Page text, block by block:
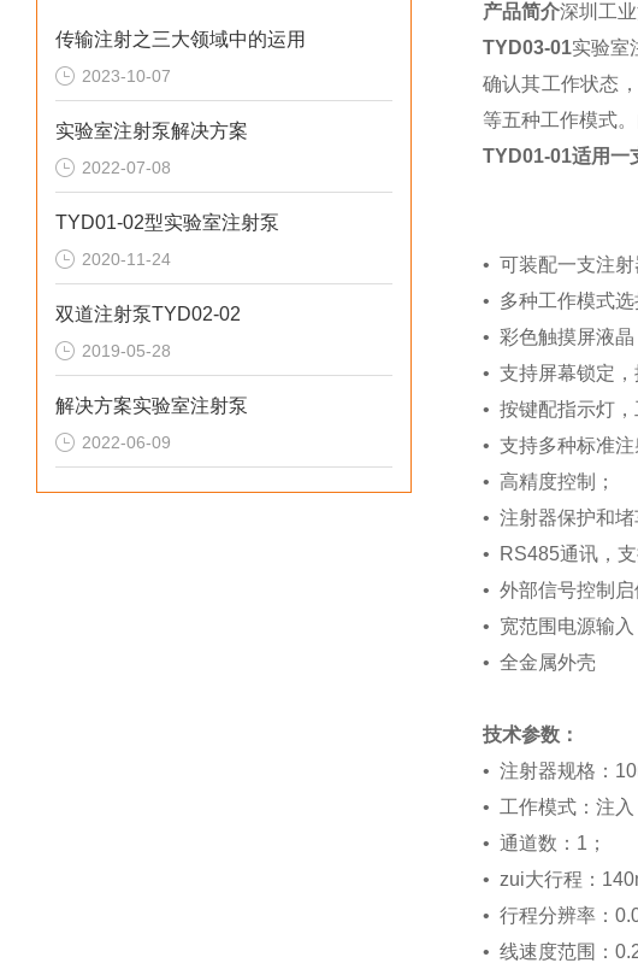
传输注射之三大领域中的运用
2023-10-07
实验室注射泵解决方案
2022-07-08
TYD01-02型实验室注射泵
2020-11-24
双道注射泵TYD02-02
2019-05-28
解决方案实验室注射泵
2022-06-09
产品简介深圳工
TYD03-01实验室
确认其工作状态
等五种工作模式
TYD01-01适用一
• 可装配一支注射
• 多种工作模式选
• 彩色触摸屏液晶
• 支持屏幕锁定，
• 按键配指示灯，
• 支持多种标准注
• 高精度控制；
• 注射器保护和堵
• RS485通讯，支
• 外部信号控制启
• 宽范围电源输入
• 全金属外壳
技术参数：
• 注射器规格：
• 工作模式：注入
• 通道数：1；
• zui大行程：
• 行程分辨率：
• 线速度范围：